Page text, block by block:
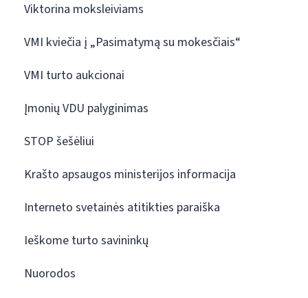
Viktorina moksleiviams
VMI kviečia į „Pasimatymą su mokesčiais“
VMI turto aukcionai
Įmonių VDU palyginimas
STOP šešėliui
Krašto apsaugos ministerijos informacija
Interneto svetainės atitikties paraiška
Ieškome turto savininkų
Nuorodos